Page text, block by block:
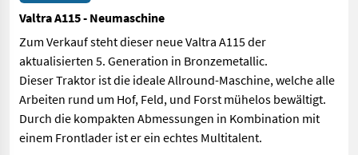
Valtra A115 - Neumaschine
Zum Verkauf steht dieser neue Valtra A115 der
aktualisierten 5. Generation in Bronzemetallic.
Dieser Traktor ist die ideale Allround-Maschine, welche alle
Arbeiten rund um Hof, Feld, und Forst mühelos bewältigt.
Durch die kompakten Abmessungen in Kombination mit
einem Frontlader ist er ein echtes Multitalent.